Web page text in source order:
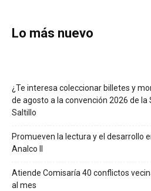
Lo más nuevo
¿Te interesa coleccionar billetes y
de agosto a la convención 2026 de
Saltillo
Promueven la lectura y el desarrollo
Analco II
Atiende Comisaría 40 conflictos
al mes